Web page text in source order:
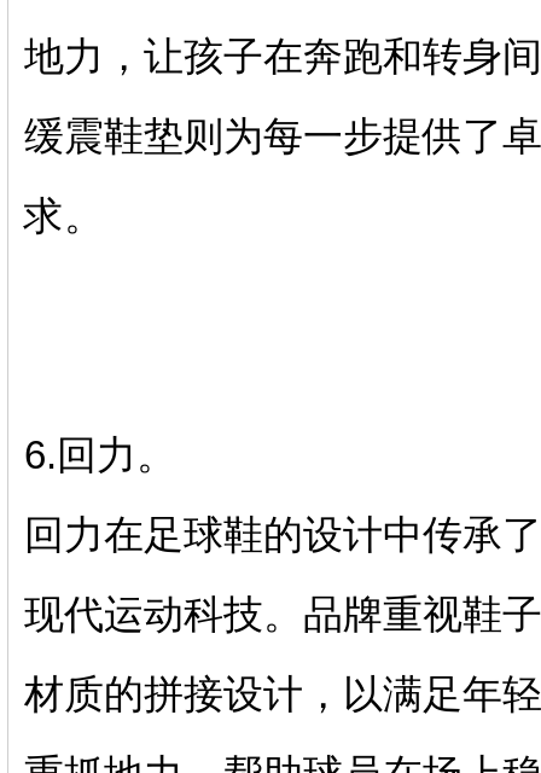
地力，让孩子在奔跑和转身
缓震鞋垫则为每一步提供了
求。
6.回力。
回力在足球鞋的设计中传承
现代运动科技。品牌重视鞋
材质的拼接设计，以满足年